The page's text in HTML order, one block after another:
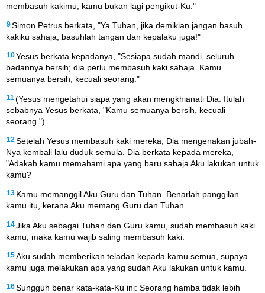
membasuh kakimu, kamu bukan lagi pengikut-Ku."
9Simon Petrus berkata, "Ya Tuhan, jika demikian jangan basuh
kakiku sahaja, basuhlah tangan dan kepalaku juga!"
10Yesus berkata kepadanya, "Sesiapa sudah mandi, seluruh
badannya bersih; dia perlu membasuh kaki sahaja. Kamu
semuanya bersih, kecuali seorang."
11 (Yesus mengetahui siapa yang akan mengkhianati Dia. Itulah
sebabnya Yesus berkata, "Kamu semuanya bersih, kecuali
seorang.")
12 Setelah Yesus membasuh kaki mereka, Dia mengenakan jubah-
Nya kembali lalu duduk semula. Dia berkata kepada mereka,
"Adakah kamu memahami apa yang baru sahaja Aku lakukan untuk
kamu?
13 Kamu memanggil Aku Guru dan Tuhan. Benarlah panggilan
kamu itu, kerana Aku memang Guru dan Tuhan.
14Jika Aku sebagai Tuhan dan Guru kamu, sudah membasuh kaki
kamu, maka kamu wajib saling membasuh kaki.
15Aku sudah memberikan teladan kepada kamu semua, supaya
kamu juga melakukan apa yang sudah Aku lakukan untuk kamu.
16Sungguh benar kata-kata-Ku ini: Seorang hamba tidak lebih